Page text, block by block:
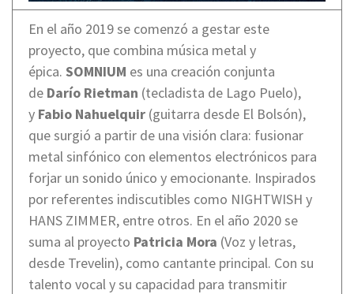
En el año 2019 se comenzó a gestar este
proyecto, que combina música metal y
épica. SOMNIUM es una creación conjunta
de Darío Rietman (tecladista de Lago Puelo),
y Fabio Nahuelquir (guitarra desde El Bolsón),
que surgió a partir de una visión clara: fusionar
metal sinfónico con elementos electrónicos para
forjar un sonido único y emocionante. Inspirados
por referentes indiscutibles como NIGHTWISH y
HANS ZIMMER, entre otros. En el año 2020 se
suma al proyecto Patricia Mora (Voz y letras,
desde Trevelin), como cantante principal. Con su
talento vocal y su capacidad para transmitir